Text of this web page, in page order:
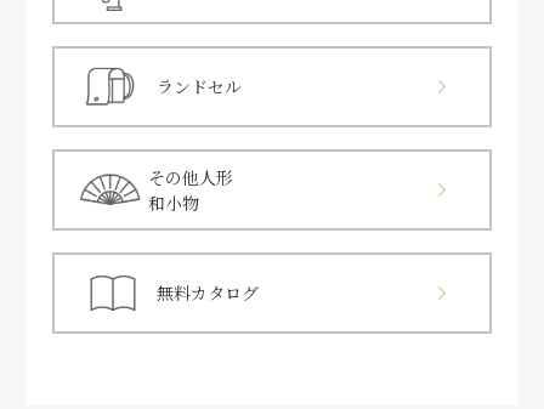
ランドセル
その他人形
和小物
無料カタログ